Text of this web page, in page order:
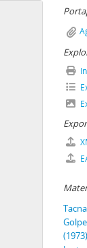
(1973)